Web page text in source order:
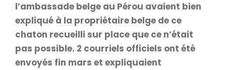
l’ambassade belge au Pérou avaient bien
expliqué à la propriétaire belge de ce
chaton recueilli sur place que ce n’était
pas possible. 2 courriels officiels ont été
envoyés fin mars et expliquaient